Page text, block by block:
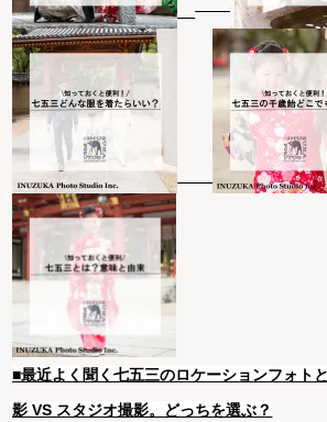
■最近よく聞く七五三のロケーションフォト
影 VS スタジオ撮影。どっちを選ぶ？